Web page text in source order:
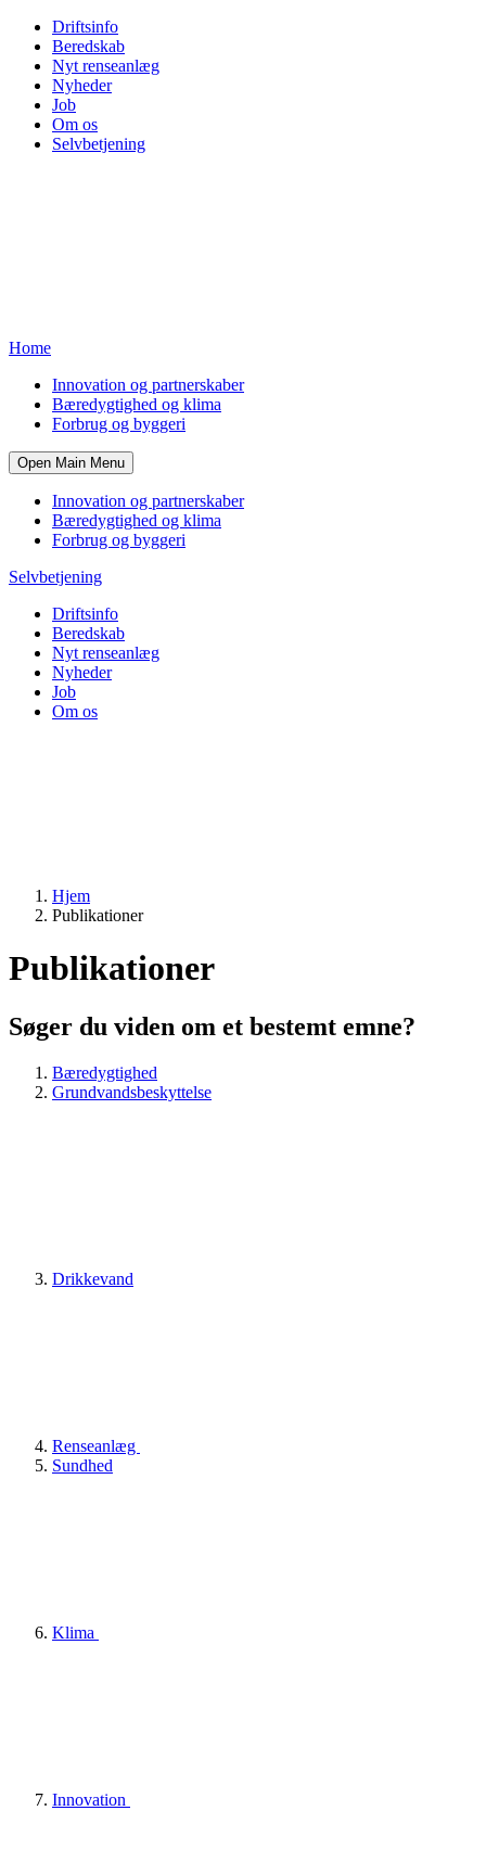
Driftsinfo
Beredskab
Nyt renseanlæg
Nyheder
Job
Om os
Selvbetjening
Home
Innovation og partnerskaber
Bæredygtighed og klima
Forbrug og byggeri
Open Main Menu
Innovation og partnerskaber
Bæredygtighed og klima
Forbrug og byggeri
Selvbetjening
Driftsinfo
Beredskab
Nyt renseanlæg
Nyheder
Job
Om os
Hjem
Publikationer
Publikationer
Søger du viden om et bestemt emne?
Bæredygtighed
Grundvandsbeskyttelse
Drikkevand
Renseanlæg
Sundhed
Klima
Innovation